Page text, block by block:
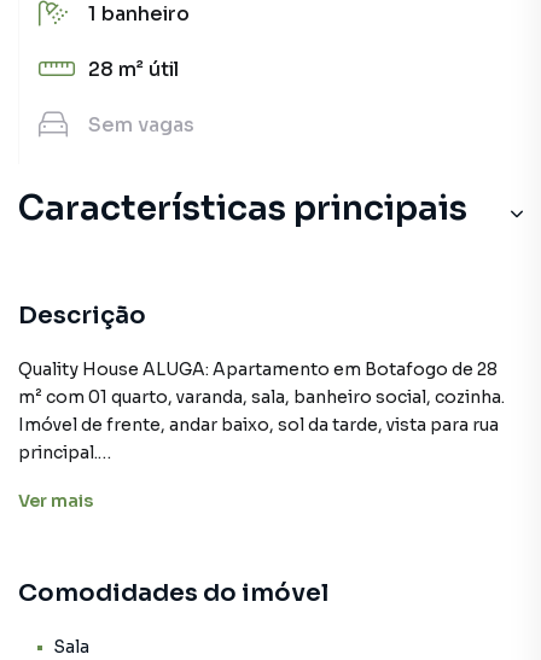
1 banheiro
28 m² útil
Sem vagas
Características principais
Taco madeira
Armário Cozinha
Varanda
Descrição
Quality House ALUGA: Apartamento em Botafogo de 28
m² com 01 quarto, varanda, sala, banheiro social, cozinha.
Imóvel de frente, andar baixo, sol da tarde, vista para rua
principal.
Condomínio sem portaria, sem elevador porém o acesso
Botafogo Praia Shopping, Hospital Samaritano, Amiu
Ver mais
Comodidades do imóvel
Sala